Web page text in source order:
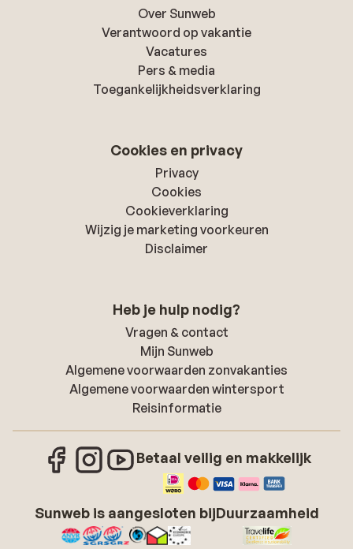
Over Sunweb
Verantwoord op vakantie
Vacatures
Pers & media
Toegankelijkheidsverklaring
Cookies en privacy
Privacy
Cookies
Cookieverklaring
Wijzig je marketing voorkeuren
Disclaimer
Heb je hulp nodig?
Vragen & contact
Mijn Sunweb
Algemene voorwaarden zonvakanties
Algemene voorwaarden wintersport
Reisinformatie
Betaal veilig en makkelijk
Sunweb is aangesloten bijDuurzaamheid